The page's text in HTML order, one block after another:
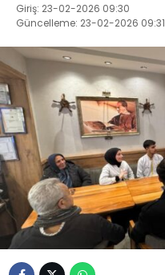
Giriş: 23-02-2026 09:30
Güncelleme: 23-02-2026 09:31